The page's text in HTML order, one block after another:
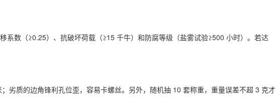
系数（≥0.25）、抗破坏荷载（≥15 千牛）和防腐等级（盐雾试验≥500 小时）。若达
劣质的边角锋利孔位歪，容易卡螺丝。另外，随机抽 10 套称重，重量误差不超 3 克才